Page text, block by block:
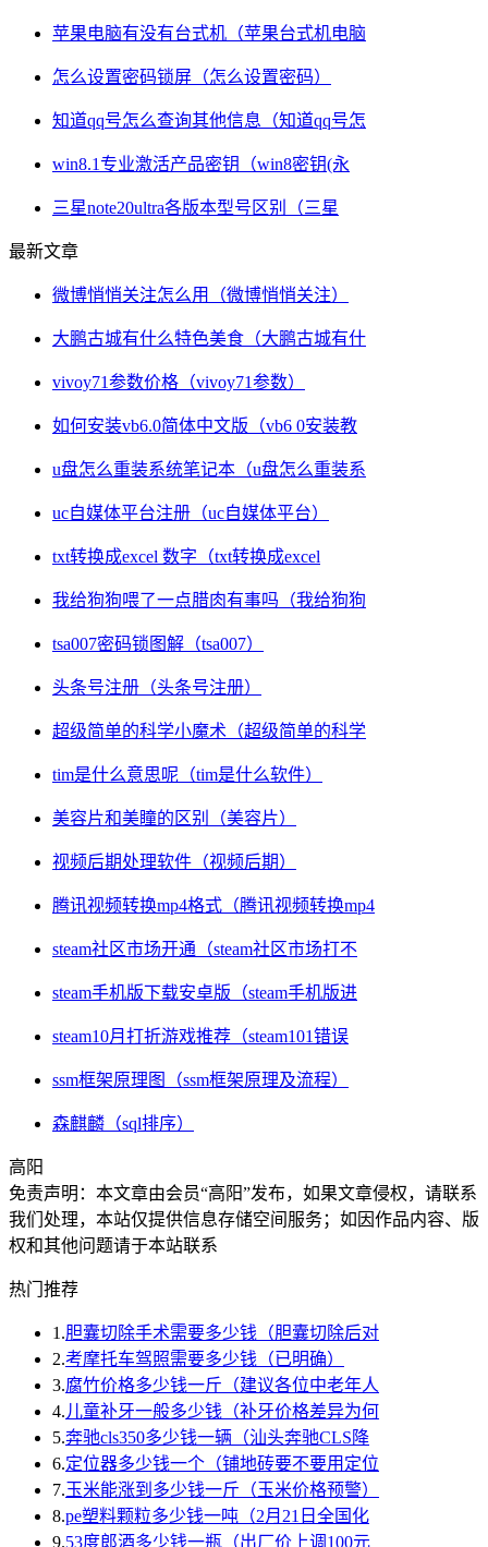
苹果电脑有没有台式机（苹果台式机电脑
怎么设置密码锁屏（怎么设置密码）
知道qq号怎么查询其他信息（知道qq号怎
win8.1专业激活产品密钥（win8密钥(永
三星note20ultra各版本型号区别（三星
最新文章
微博悄悄关注怎么用（微博悄悄关注）
大鹏古城有什么特色美食（大鹏古城有什
vivoy71参数价格（vivoy71参数）
如何安装vb6.0简体中文版（vb6 0安装教
u盘怎么重装系统笔记本（u盘怎么重装系
uc自媒体平台注册（uc自媒体平台）
txt转换成excel 数字（txt转换成excel
我给狗狗喂了一点腊肉有事吗（我给狗狗
tsa007密码锁图解（tsa007）
头条号注册（头条号注册）
超级简单的科学小魔术（超级简单的科学
tim是什么意思呢（tim是什么软件）
美容片和美瞳的区别（美容片）
视频后期处理软件（视频后期）
腾讯视频转换mp4格式（腾讯视频转换mp4
steam社区市场开通（steam社区市场打不
steam手机版下载安卓版（steam手机版进
steam10月打折游戏推荐（steam101错误
ssm框架原理图（ssm框架原理及流程）
森麒麟（sql排序）
高阳
免责声明：本文章由会员“高阳”发布，如果文章侵权，请联系
我们处理，本站仅提供信息存储空间服务；如因作品内容、版
权和其他问题请于本站联系
热门推荐
1.胆囊切除手术需要多少钱（胆囊切除后对
2.考摩托车驾照需要多少钱（已明确）
3.腐竹价格多少钱一斤（建议各位中老年人
4.儿童补牙一般多少钱（补牙价格差异为何
5.奔驰cls350多少钱一辆（汕头奔驰CLS降
6.定位器多少钱一个（铺地砖要不要用定位
7.玉米能涨到多少钱一斤（玉米价格预警）
8.pe塑料颗粒多少钱一吨（2月21日全国化
9.53度郎酒多少钱一瓶（出厂价上调100元